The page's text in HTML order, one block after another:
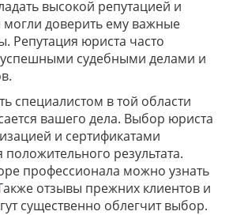
высокой репутацией и
доверить ему важные
Репутация юриста часто
успешными судебными делами и
специалистом в той области
вашего дела. Выбор юриста
и сертификатами
результата.
профессионала можно узнать
отзывы прежних клиентов и
существенно облегчит выбор.